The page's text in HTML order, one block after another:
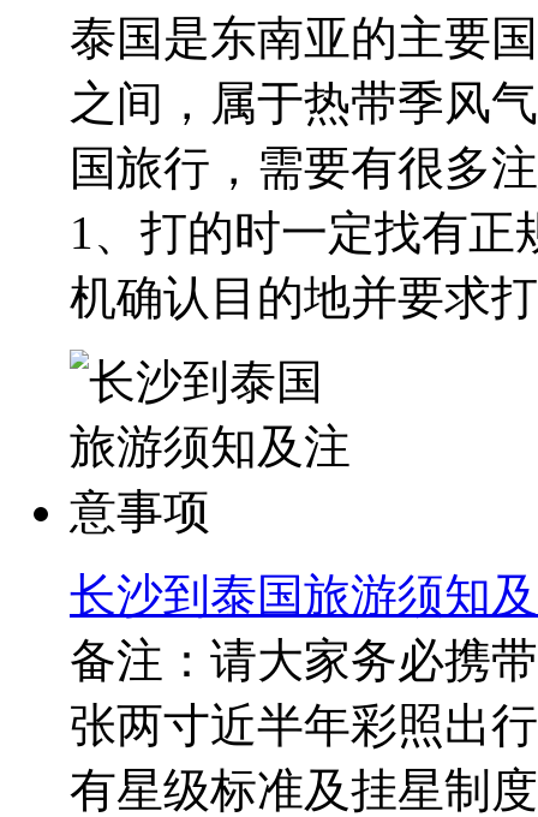
泰国是东南亚的主要
之间，属于热带季风
国旅行，需要有很多
1、打的时一定找有正
机确认目的地并要求
长沙到泰国旅游须知
备注：请大家务必携
张两寸近半年彩照出
有星级标准及挂星制